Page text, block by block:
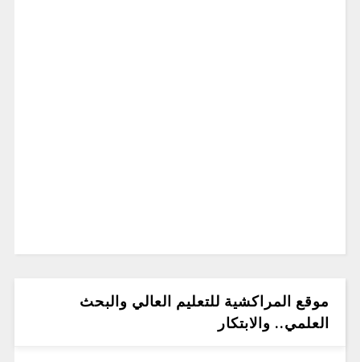
موقع المراكشية للتعليم العالي والبحث
العلمي.. والابتكار